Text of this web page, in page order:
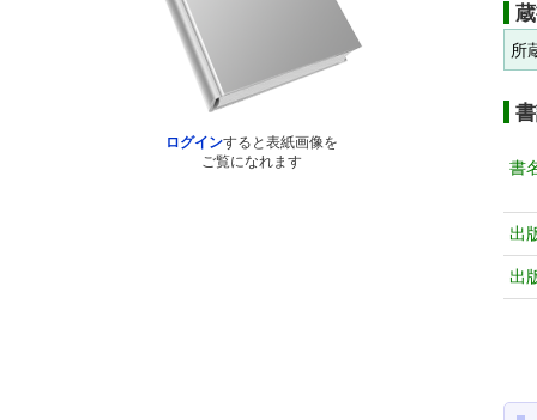
ログインすると表紙画像を
ご覧になれます
所
書
出
出